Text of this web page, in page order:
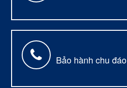
Bảo hành chu đáo